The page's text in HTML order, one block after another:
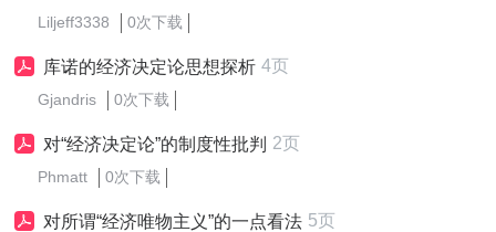
Liljeff3338 0次下载
库诺的经济决定论思想探析 4页
Gjandris 0次下载
对“经济决定论”的制度性批判 2页
Phmatt 0次下载
对所谓“经济唯物主义”的一点看法 5页